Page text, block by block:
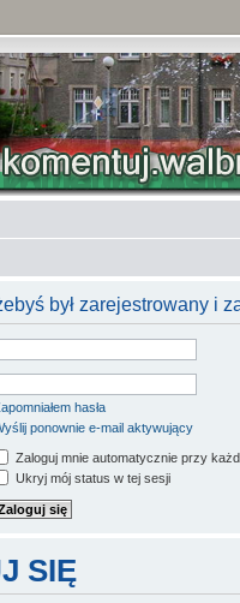
był zarejestrowany i
hasła
ponownie e-mail aktywujący
Zaloguj mnie automatycznie przy
Ukryj mój status w tej sesji
SIĘ